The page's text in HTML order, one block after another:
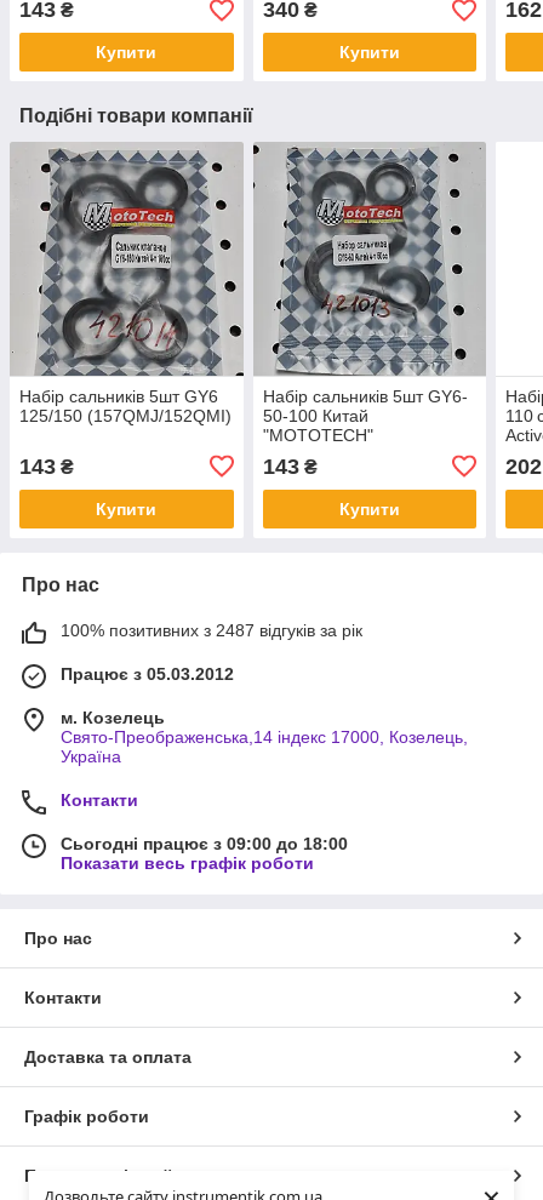
143 ₴
Купити
340₴
Купити
162
Подібні товари компанії
Набір сальників 5шт GY6
125/150 (157QMJ/152QMI)
143 ₴
Купити
Набір сальників 5шт GY6-
50-100 Китай
"MOTOTECH"
143₴
Купити
110
202
Про нас
100% позитивних з 2487 відгуків за рік
Працює з 05.03.2012
м. Козелець
Свято-Преображенська,14 індекс 17000, Козелець,
Україна
Контакти
Сьогодні працює з 09:00 до 18:00
Показати весь графік роботи
Про нас
Контакти
Доставка та оплата
Графік роботи
Повна версія сайту